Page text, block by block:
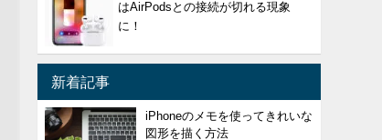
はAirPodsとの接続が切れる現象
に！
新着記事
iPhoneのメモを使ってきれいな
図形を描く方法